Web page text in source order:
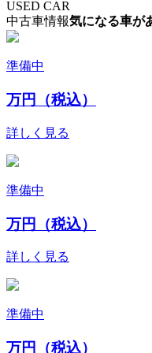
USED CAR
中古車情報気になる車が
準備中
万円（税込）
詳しく見る
準備中
万円（税込）
詳しく見る
準備中
万円（税込）